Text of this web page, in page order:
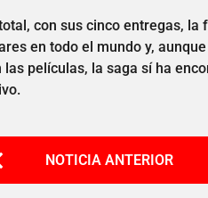
con sus cinco entregas,
en todo el mundo y,
las películas, la saga sí ha
NOTICIA ANTERIOR